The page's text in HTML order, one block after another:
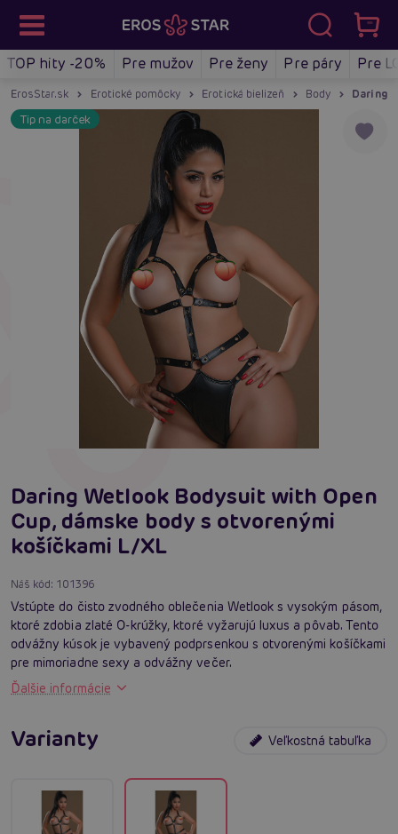
TOP hity -20% Pre mužov Pre ženy Pre páry Pre
ErosStar.sk Erotické pomôcky Erotická bielizeň Body Daring
Tip na darček
Daring Wetlook Bodysuit with Open
Cup, dámske body s otvorenými
košíčkami L/XL
Náš kód: 101396
Vstúpte do čisto zvodného oblečenia Wetlook s vysokým pásom,
ktoré zdobia zlaté O-krúžky, ktoré vyžarujú luxus a pôvab. Tento
odvážny kúsok je vybavený podprsenkou s otvorenými košíčkami
pre mimoriadne sexy a odvážny večer.
Ďalšie informácie
Varianty Veľkostná tabuľka